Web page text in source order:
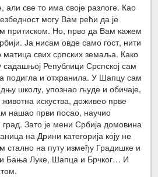
све то има своје разлоге. Као
могу Вам рећи да је
притиском. Но, прво да Вам кажем
Ја нисам овде само гост, нити
матица свих српских земаља. Како
Републици Срспској сам
подигла и отхранила. У Шапцу сам
школу, упознао људе и обичаје,
искуства, доживео прве
нашао први посао, научио
Зато је мени Србија домовина
на Дрини категорија коју не
стално на путу између Градишке и
Бања Луке, Шапца и Брчког… И